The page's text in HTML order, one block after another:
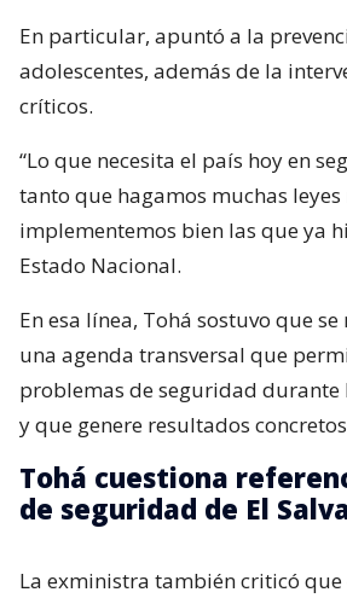
En particular, apuntó a la
adolescentes, además de la
críticos.
“Lo que necesita el país hoy en
tanto que hagamos muchas leyes
implementemos bien las que ya
Estado Nacional.
En esa línea, Tohá sostuvo que
una agenda transversal que
problemas de seguridad durante
y que genere resultados
Tohá cuestiona
de seguridad de El
La exministra también criticó